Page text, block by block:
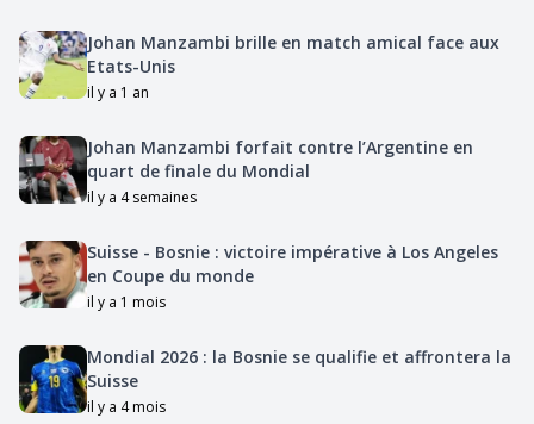
Johan Manzambi brille en match amical face aux
Etats-Unis
il y a 1 an
Johan Manzambi forfait contre l’Argentine en
quart de finale du Mondial
il y a 4 semaines
Suisse - Bosnie : victoire impérative à Los Angeles
en Coupe du monde
il y a 1 mois
Mondial 2026 : la Bosnie se qualifie et affrontera la
Suisse
il y a 4 mois